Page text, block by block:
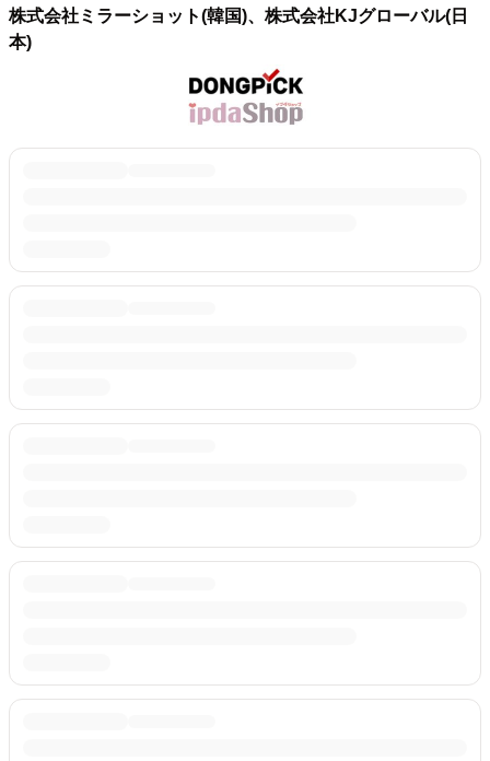
株式会社ミラーショット(韓国)、株式会社KJグローバル(日
本)